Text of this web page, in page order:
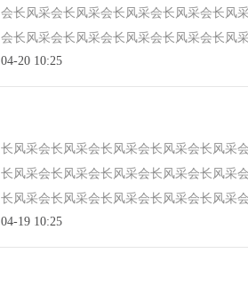
会长风采会长风采会长风采会长风采会长风
会长风采会长风采会长风采会长风采会长风
04-20 10:25
长风采会长风采会长风采会长风采会长风采
长风采会长风采会长风采会长风采会长风采
长风采会长风采会长风采会长风采会长风采
04-19 10:25